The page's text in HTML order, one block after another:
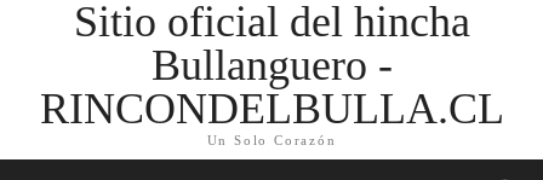
Sitio oficial del hincha
Bullanguero -
RINCONDELBULLA.CL
Un Solo Corazón